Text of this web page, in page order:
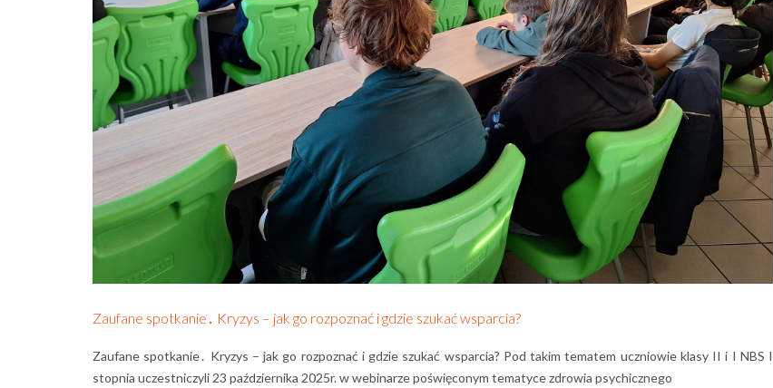
Zaufane spotkanie․ Kryzys – jak go rozpoznać i gdzie szukać wsparcia?
Zaufane spotkanie․ Kryzys – jak go rozpoznać i gdzie szukać wsparcia? Pod takim tematem uczniowie klasy II i I NBS I
stopnia uczestniczyli 23 października 2025r. w webinarze poświęconym tematyce zdrowia psychicznego